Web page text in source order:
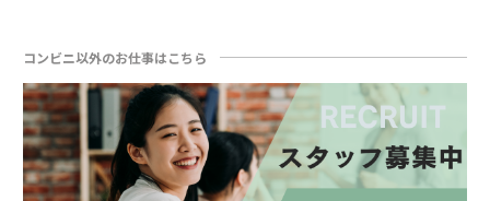
コンビニ以外のお仕事はこちら